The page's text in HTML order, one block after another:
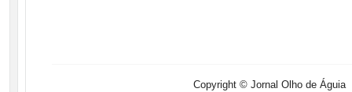
Copyright © Jornal Olho de Águia